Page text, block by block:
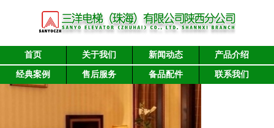
首页 关于我们 新闻动态 产品介绍
经典案例 售后服务 备品配件 联系我们